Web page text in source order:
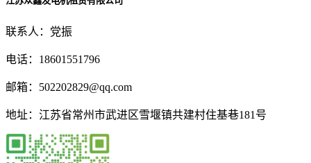
联系人：党振
电话：18601551796
邮箱：502202829@qq.com
地址：江苏省常州市武进区雪堰镇共建村住基巷181号